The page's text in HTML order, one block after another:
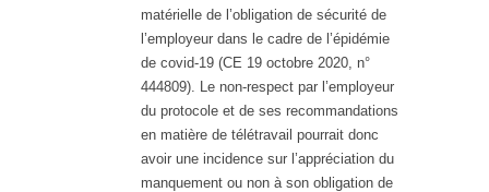
matérielle de l’obligation de sécurité de
l’employeur dans le cadre de l’épidémie
de covid-19 (CE 19 octobre 2020, n°
444809). Le non-respect par l’employeur
du protocole et de ses recommandations
en matière de télétravail pourrait donc
avoir une incidence sur l’appréciation du
manquement ou non à son obligation de